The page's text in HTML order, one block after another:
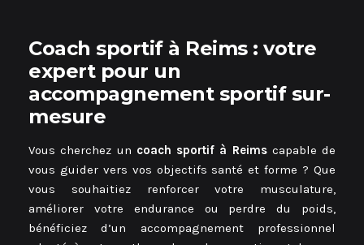
Coach sportif à Reims : votre
expert pour un
accompagnement sportif sur-
mesure
Vous cherchez un coach sportif à Reimscapable de
vous guider vers vos objectifs santé et forme ? Que
vous souhaitiez renforcer votre musculature,
améliorer votre endurance ou perdre du poids,
bénéficiez d’un accompagnement professionnel